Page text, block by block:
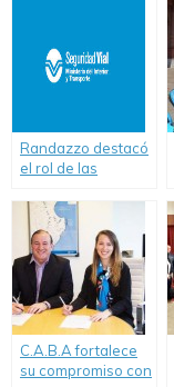
Randazzo destacó
el rol de las
familiares y pidió al
Congreso “que
trate el proyecto de
Alcohol 0 en rutas
C.A.B.A fortalece
su compromiso con